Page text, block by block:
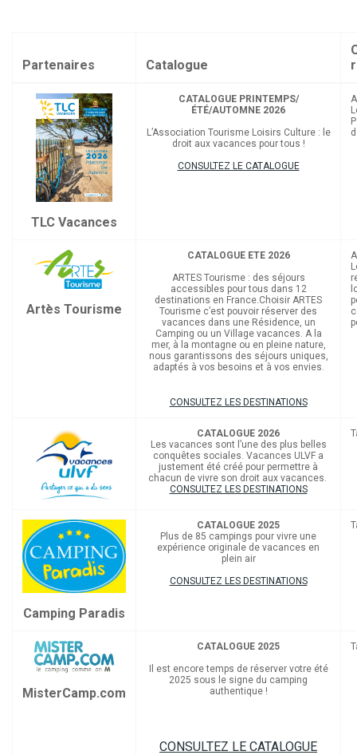
Partenaires Catalogue
TLC Vacances
CATALOGUE PRINTEMPS/
ÉTÉ/AUTOMNE 2026
L’Association Tourisme Loisirs Culture : le
droit aux vacances pour tous !
CONSULTEZ LE CATALOGUE
Artès Tourisme
CATALOGUE ETE 2026
ARTES Tourisme : des séjours
accessibles pour tous dans 12
destinations en France.Choisir ARTES
Tourisme c’est pouvoir réserver des
vacances dans une Résidence, un
Camping ou un Village vacances. A la
mer, à la montagne ou en pleine nature,
nous garantissons des séjours uniques,
adaptés à vos besoins et à vos envies.
CONSULTEZ LES DESTINATIONS
CATALOGUE 2026
Les vacances sont l’une des plus belles
conquêtes sociales. Vacances ULVF a
justement été créé pour permettre à
chacun de vivre son droit aux vacances.
CONSULTEZ LES DESTINATIONS
Camping Paradis
CATALOGUE 2025
Plus de 85 campings pour vivre une
expérience originale de vacances en
plein air
CONSULTEZ LES DESTINATIONS
MisterCamp.com
CATALOGUE 2025
Il est encore temps de réserver votre été
2025 sous le signe du camping
authentique !
CONSULTEZ LE CATALOGUE